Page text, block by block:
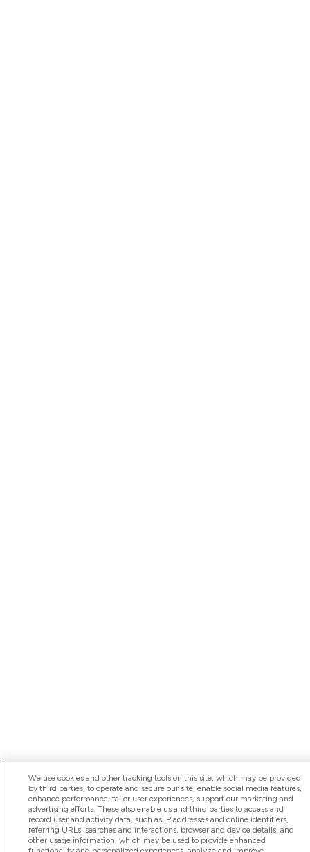
We use cookies and other tracking tools on this site, which may be provided
by third parties, to operate and secure our site, enable social media features,
enhance performance, tailor user experiences, support our marketing and
advertising efforts. These also enable us and third parties to access and
record user and activity data, such as IP addresses and online identifiers,
referring URLs, searches and interactions, browser and device details, and
other usage information, which may be used to provide enhanced